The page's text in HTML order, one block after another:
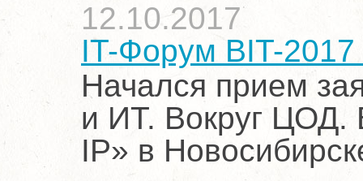
12.10.2017
IT-Форум BIT-
Начался прием
и ИТ. Вокруг ЦОД.
IP» в